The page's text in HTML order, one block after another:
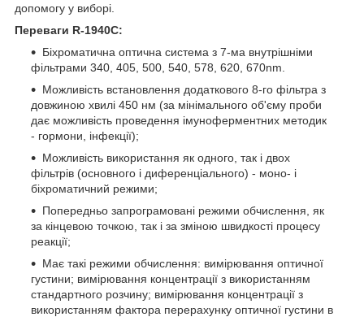
допомогу у виборі.
Переваги R-1940C:
Біхроматична оптична система з 7-ма внутрішніми
фільтрами 340, 405, 500, 540, 578, 620, 670nm.
Можливість встановлення додаткового 8-го фільтра з
довжиною хвилі 450 нм (за мінімального об'єму проби
дає можливість проведення імуноферментних методик
- гормони, інфекції);
Можливість використання як одного, так і двох
фільтрів (основного і диференціального) - моно- і
біхроматичний режими;
Попередньо запрограмовані режими обчислення, як
за кінцевою точкою, так і за зміною швидкості процесу
реакції;
Має такі режими обчислення: вимірювання оптичної
густини; вимірювання концентрації з використанням
стандартного розчину; вимірювання концентрації з
використанням фактора перерахунку оптичної густини в